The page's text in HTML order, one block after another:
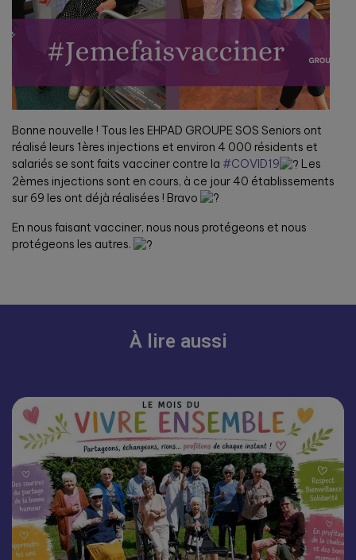
Bonne nouvelle ! Tous les EHPAD GROUPE SOS Seniors ont
réalisé leurs 1ères injections et environ 4 000 résidents et
salariés se sont faits vacciner contre la #COVID19
Les
2èmes injections sont en cours, à ce jour 40 établissements
sur 69 les ont déjà réalisées ! Bravo
En nous faisant vacciner, nous nous protégeons et nous
protégeons les autres.
À lire aussi